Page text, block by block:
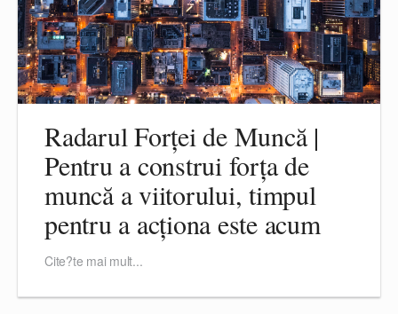
Radarul Forței de Muncă |
Pentru a construi forța de
muncă a viitorului, timpul
pentru a acționa este acum
Cite?te mai mult...